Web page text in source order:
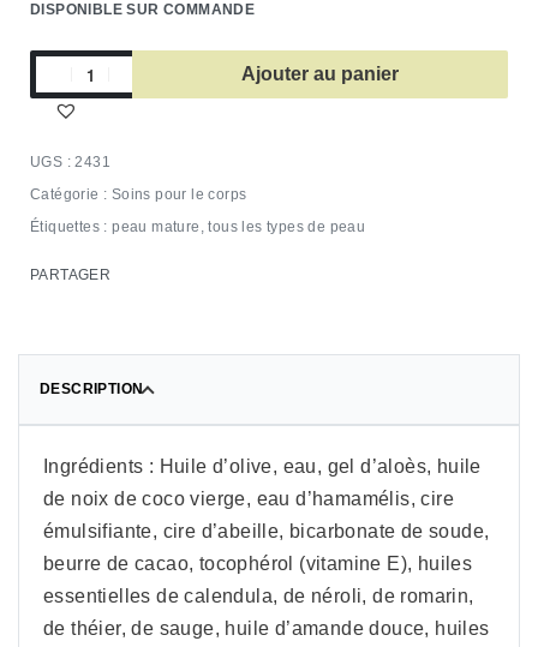
DISPONIBLE SUR COMMANDE
Ajouter au panier
2431
Catégorie : Soins pour le corps
Étiquettes :peau mature ,tous les types de peau
PARTAGER
DESCRIPTION
Ingrédients : Huile d’olive, eau, gel d’aloès, huile
de noix de coco vierge, eau d’hamamélis, cire
émulsifiante, cire d’abeille, bicarbonate de soude,
beurre de cacao, tocophérol (vitamine E), huiles
essentielles de calendula, de néroli, de romarin,
de théier, de sauge, huile d’amande douce, huiles